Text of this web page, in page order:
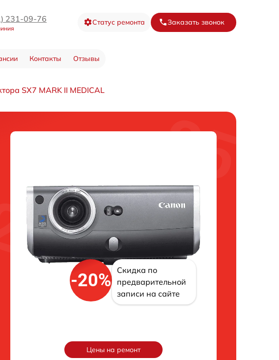
231-09-76 Статус ремонта Заказать звонок
Контакты Отзывы
SX7 MARK II MEDICAL
-20%
Скидка по
предварительной
записи на сайте
Цены на ремонт